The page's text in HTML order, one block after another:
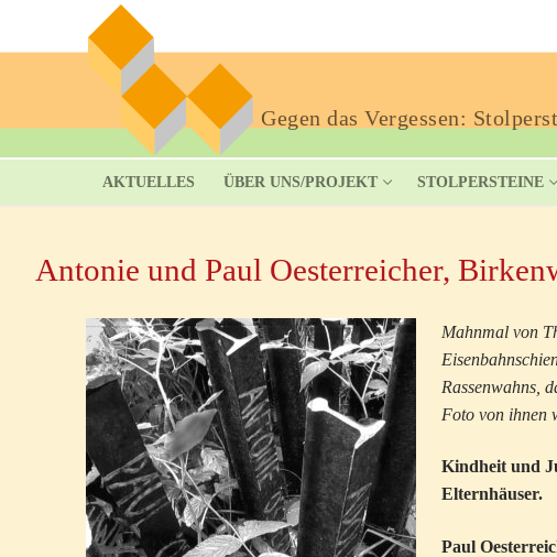
Gegen das Vergessen:
AKTUELLES ÜBER UNS/PROJEKT STOLPERSTEINE
Antonie und Paul Oesterreicher,
Mahnmal von
Rassenwahns,
Foto von ihnen
Kindheit und
Elternhäuser.
Paul